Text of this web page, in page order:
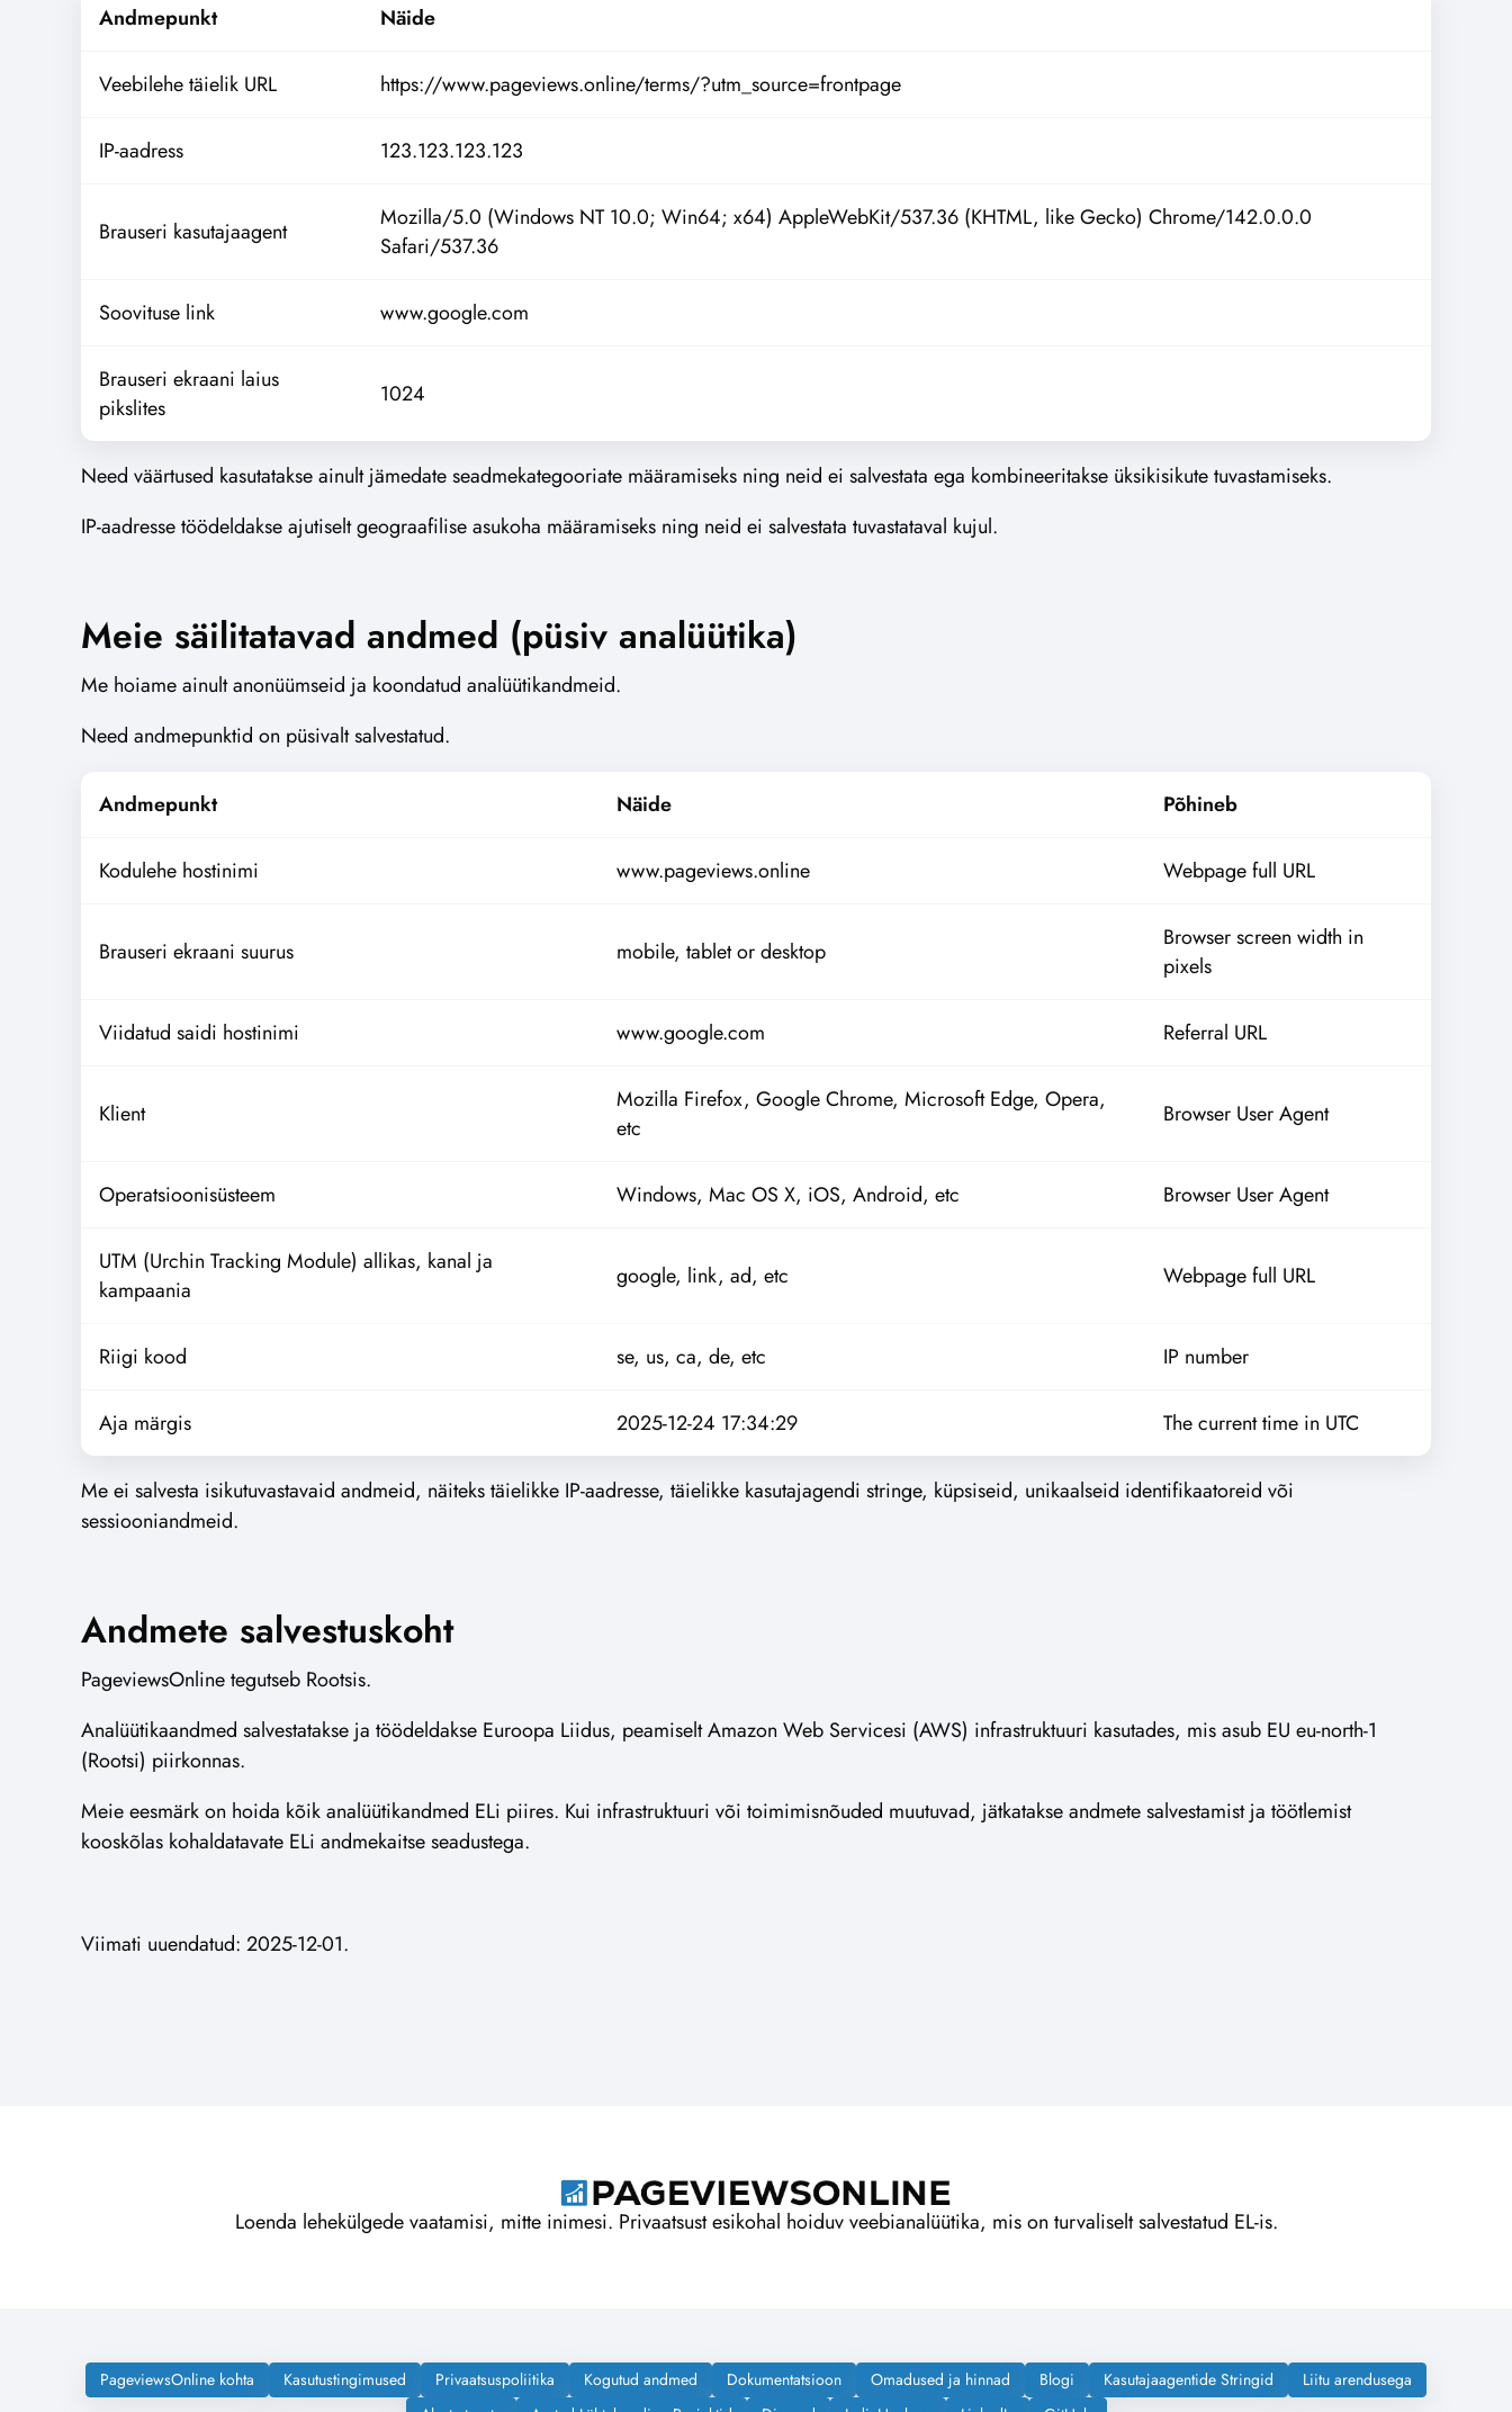
Andmepunkt Näide
Veebilehe täielik URL https://www.pageviews.online/terms/?utm_source=frontpage
IP-aadress 123.123.123.123
Brauseri kasutajaagent
Mozilla/5.0 (Windows NT 10.0; Win64; x64) AppleWebKit/537.36 (KHTML, like Gecko) Chrome/142.0.0.0
Safari/537.36
Soovituse link www.google.com
Brauseri ekraani laius
pikslites
1024
Need väärtused kasutatakse ainult jämedate seadmekategooriate määramiseks ning neid ei salvestata ega kombineeritakse üksikisikute tuvastamiseks.
IP-aadresse töödeldakse ajutiselt geograafilise asukoha määramiseks ning neid ei salvestata tuvastataval kujul.
Meie säilitatavad andmed (püsiv analüütika)
Me hoiame ainult anonüümseid ja koondatud analüütikandmeid.
Need andmepunktid on püsivalt salvestatud.
Andmepunkt Näide Põhineb
Kodulehe hostinimi www.pageviews.online Webpage full URL
Brauseri ekraani suurus mobile, tablet or desktop
Browser screen width in
pixels
Viidatud saidi hostinimi www.google.com Referral URL
Klient
Mozilla Firefox, Google Chrome, Microsoft Edge, Opera,
etc
Browser User Agent
Operatsioonisüsteem Windows, Mac OS X, iOS, Android, etc Browser User Agent
UTM (Urchin Tracking Module) allikas, kanal ja
kampaania
google, link, ad, etc Webpage full URL
Riigi kood se, us, ca, de, etc IP number
Aja märgis 2025-12-24 17:34:29 The current time in UTC
Me ei salvesta isikutuvastavaid andmeid, näiteks täielikke IP-aadresse, täielikke kasutajagendi stringe, küpsiseid, unikaalseid identifikaatoreid või
sessiooniandmeid.
Andmete salvestuskoht
PageviewsOnline tegutseb Rootsis.
Analüütikaandmed salvestatakse ja töödeldakse Euroopa Liidus, peamiselt Amazon Web Servicesi (AWS) infrastruktuuri kasutades, mis asub EU eu-north-1
(Rootsi) piirkonnas.
Meie eesmärk on hoida kõik analüütikandmed ELi piires. Kui infrastruktuuri või toimimisnõuded muutuvad, jätkatakse andmete salvestamist ja töötlemist
kooskõlas kohaldatavate ELi andmekaitse seadustega.
Viimati uuendatud: 2025-12-01.
Loenda lehekülgede vaatamisi, mitte inimesi. Privaatsust esikohal hoiduv veebianalüütika, mis on turvaliselt salvestatud EL-is.
PageviewsOnline kohta Kasutustingimused Privaatsuspoliitika Kogutud andmed Dokumentatsioon Omadused ja hinnad Blogi Kasutajaagentide Stringid
Liitu arendusega